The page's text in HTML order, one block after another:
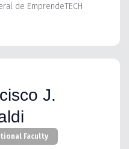
de EmprendeTECH
J.
Faculty